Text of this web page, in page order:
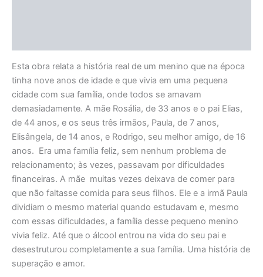
Esta obra relata a história real de um menino que na época
tinha nove anos de idade e que vivia em uma pequena
cidade com sua família, onde todos se amavam
demasiadamente. A mãe Rosália, de 33 anos e o pai Elias,
de 44 anos, e os seus três irmãos, Paula, de 7 anos,
Elisângela, de 14 anos, e Rodrigo, seu melhor amigo, de 16
anos. Era uma família feliz, sem nenhum problema de
relacionamento; às vezes, passavam por dificuldades
financeiras. A mãe muitas vezes deixava de comer para
que não faltasse comida para seus filhos. Ele e a irmã Paula
dividiam o mesmo material quando estudavam e, mesmo
com essas dificuldades, a família desse pequeno menino
vivia feliz. Até que o álcool entrou na vida do seu pai e
desestruturou completamente a sua família. Uma história de
superação e amor.